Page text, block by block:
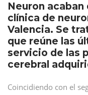
Neuron
clínica de
Valencia. Se
que reúne las
servicio de las
cerebral
Coincidiendo con el